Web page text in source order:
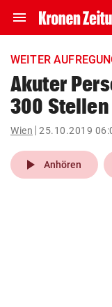
menu Navigation
ein-/ausklappen
account_circle Anmelden
pin_drop
Wien
WEITER
Akuter
300
Wien 25.10.2019
play_arrow Anhören